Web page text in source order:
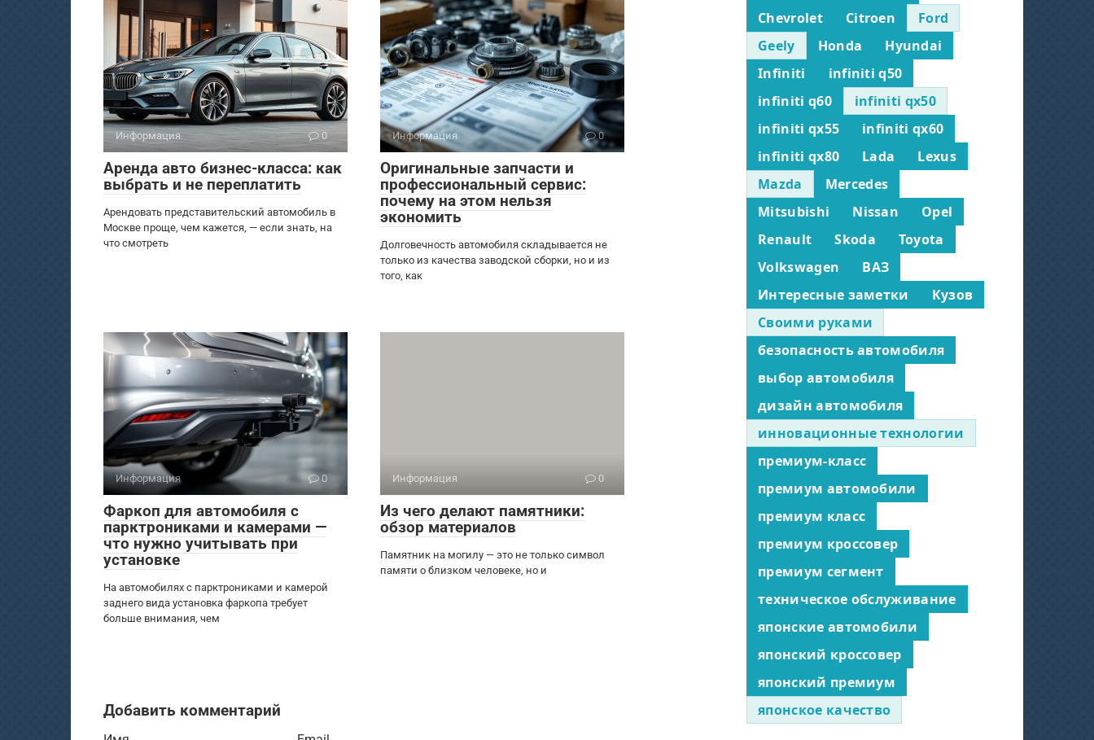
Информация 0
Аренда авто бизнес-класса: как
выбрать и не переплатить
Арендовать представительский автомобиль в
Москве проще, чем кажется, — если знать, на
что смотреть
Информация 0
Оригинальные запчасти и
профессиональный сервис:
почему на этом нельзя
экономить
Долговечность автомобиля складывается не
только из качества заводской сборки, но и из
того, как
Информация 0
Фаркоп для автомобиля с
парктрониками и камерами —
что нужно учитывать при
установке
На автомобилях с парктрониками и камерой
заднего вида установка фаркопа требует
больше внимания, чем
Информация 0
Из чего делают памятники:
обзор материалов
Памятник на могилу — это не только символ
памяти о близком человеке, но и
Добавить комментарий
Chevrolet
Citroen
Ford
Geely
Honda
Hyundai
Infiniti
infiniti q50
infiniti q60
infiniti qx50
infiniti qx55
infiniti qx60
infiniti qx80
Lada
Lexus
Mazda
Mercedes
Mitsubishi
Nissan
Opel
Renault
Skoda
Toyota
Volkswagen
ВАЗ
Интересные заметки
Кузов
Своими руками
безопасность автомобиля
выбор автомобиля
дизайн автомобиля
инновационные технологии
премиум-класс
премиум автомобили
премиум класс
премиум кроссовер
премиум сегмент
техническое обслуживание
японские автомобили
японский кроссовер
японский премиум
японское качество